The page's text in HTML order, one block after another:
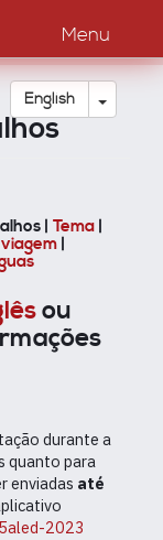
Menu
English Toggle
| Tema
ou
durante a
quanto para
enviadas até
2023